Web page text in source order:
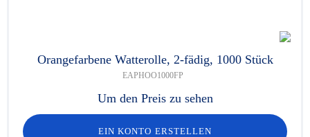
Orangefarbene Watterolle, 2-fädig, 1000 Stück
EAPHOO1000FP
Um den Preis zu sehen
EIN KONTO ERSTELLEN